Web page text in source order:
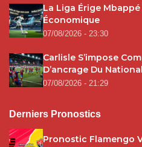
La Liga Érige
Économique
07/08/2026 - 23:30
Carlisle S’impose
D’ancrage Du
07/08/2026 - 21:29
Derniers Pronostics
Pronostic Flamengo